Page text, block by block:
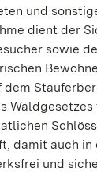
und
dient der
sowie
Waldgesetzes
damit auch
und